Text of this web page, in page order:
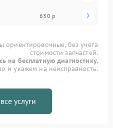
630 р
ориентировочные, без учета
стоимости запчастей.
на бесплатную диагностику.
и укажем на неисправность.
услуги